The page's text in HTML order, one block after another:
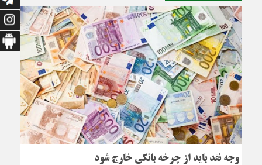
وجه نقد باید از چرخه بانکی خارج شود